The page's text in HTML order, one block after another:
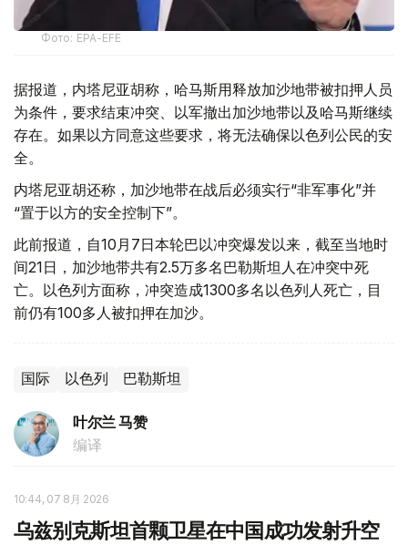
Фото: EPA-EFE
据报道，内塔尼亚胡称，哈马斯用释放加沙地带被扣押人员
为条件，要求结束冲突、以军撤出加沙地带以及哈马斯继续
存在。如果以方同意这些要求，将无法确保以色列公民的安
全。
内塔尼亚胡还称，加沙地带在战后必须实行“非军事化”并
“置于以方的安全控制下”。
此前报道，自10月7日本轮巴以冲突爆发以来，截至当地时
间21日，加沙地带共有2.5万多名巴勒斯坦人在冲突中死
亡。以色列方面称，冲突造成1300多名以色列人死亡，目
前仍有100多人被扣押在加沙。
国际 以色列 巴勒斯坦
叶尔兰 马赞
编译
10:44, 07 8月 2026
乌兹别克斯坦首颗卫星在中国成功发射升空